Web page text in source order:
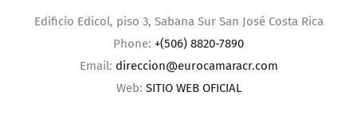
Edificio Edicol, piso 3, Sabana Sur San José Costa Rica
Phone:+(506) 8820-7890
direccion@eurocamaracr.com